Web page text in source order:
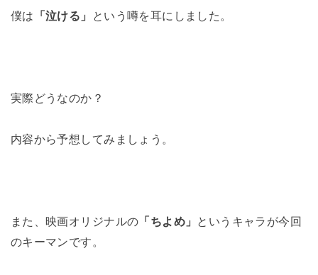
僕は 「泣ける」 という噂を耳にしました。
実際どうなのか？
内容から予想してみましょう。
また、映画オリジナルの 「ちよめ」
というキャラが今回
のキーマンです。